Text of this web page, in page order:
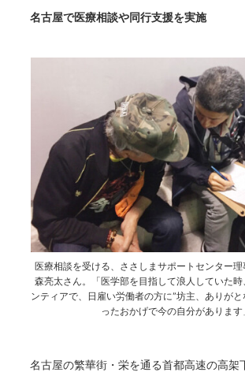
名古屋で医療相談や同行支援を実施
医療相談を受ける、ささしまサポートセンター
森亮太さん。「医学部を目指して浪人していた時
ンティアで、日雇い労働者の方に”坊主、ありがと
ったおかげで今の自分があります
名古屋の繁華街・栄を通る首都高速の高架